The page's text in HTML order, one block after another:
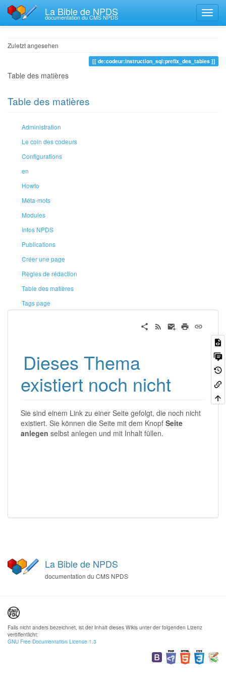
La Bible de NPDS
documentation du CMS NPDS
Zuletzt angesehen
de:codeur:instruction_sql:prefix_des_tables
Table des matières
Table des matières
Administration
Le coin des codeurs
Configurations
en
Howto
Méta-mots
Modules
Infos NPDS
Publications
Créer une page
Règles de rédaction
Table des matières
Tags page
Dieses Thema
existiert noch nicht
Sie sind einem Link zu einer Seite gefolgt, die noch nicht
existiert. Sie können die Seite mit dem Knopf Seite
anlegen selbst anlegen und mit Inhalt füllen.
La Bible de NPDS
documentation du CMS NPDS
Falls nicht anders bezeichnet, ist der Inhalt dieses Wikis unter der folgenden Lizenz
veröffentlicht:
GNU Free Documentation License 1.3